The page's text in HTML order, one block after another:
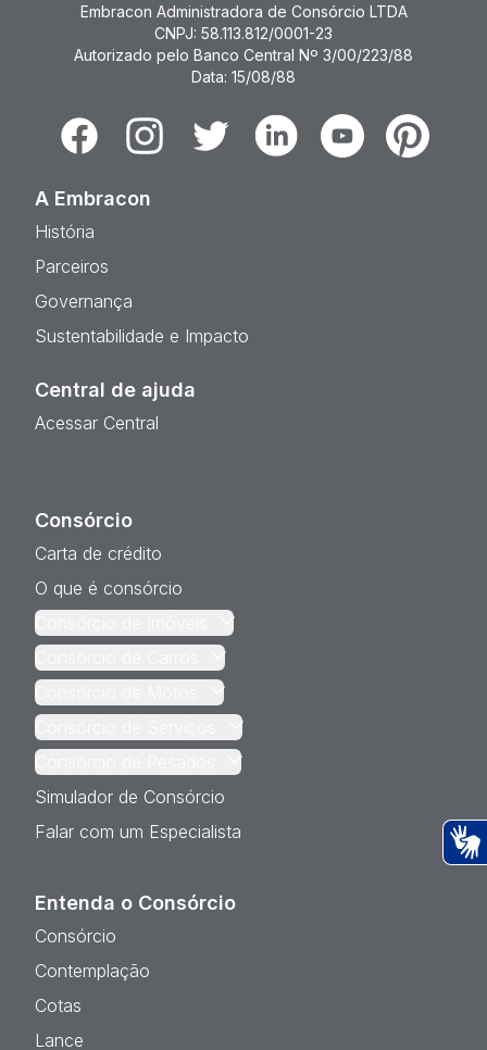
Embracon Administradora de Consórcio LTDA
CNPJ: 58.113.812/0001-23
Autorizado pelo Banco Central Nº 3/00/223/88
Data: 15/08/88
FacebookInstagramTwitter LinkedinYoutubePinterest
A Embracon
História
Parceiros
Governança
Sustentabilidade e Impacto
Central de ajuda
Acessar Central
Consórcio
Carta de crédito
O que é consórcio
Consórcio de Imóveis
Consórcio de Carros
Consórcio de Motos
Consórcio de Serviços
Consórcio de Pesados
Simulador de Consórcio
Falar com um Especialista
Entenda o Consórcio
Consórcio
Contemplação
Cotas
Lance